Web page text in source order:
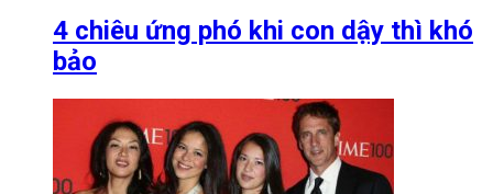
4 chiêu ứng phó khi con dậy thì khó
bảo